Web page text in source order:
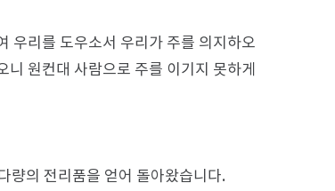
우리를 도우소서 우리가 주를 의지하오
원컨대 사람으로 주를 이기지 못하게
량의 전리품을 얻어 돌아왔습니다.